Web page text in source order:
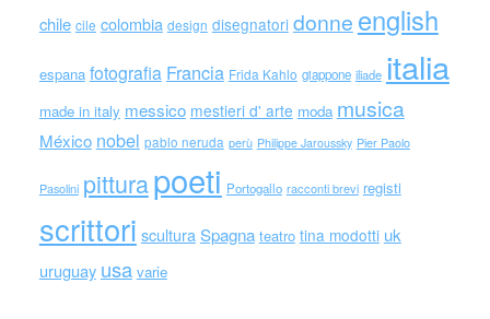
chile cile colombia design disegnatori donne english
espana fotografia Francia Frida Kahlo giappone iliade italia
made in italy messico mestieri d' arte moda musica
México nobel pablo neruda perù Philippe Jaroussky Pier Paolo
Pasolini pitturapoeti Portogallo racconti brevi registi
scrittori scultura Spagna teatro tina modotti uk
uruguay usa varie